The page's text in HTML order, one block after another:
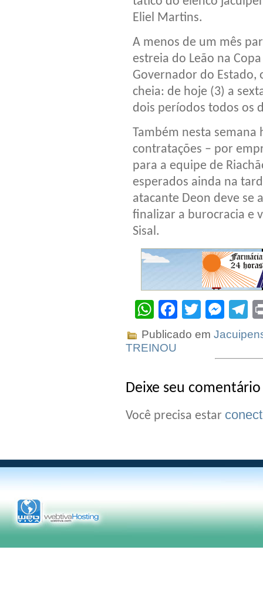
Eliel Martins.
A menos de um mês
estreia do Leão na
Governador do Estado,
cheia: de hoje (3) a
dois períodos todos os
Também nesta semana
contratações – por
para a equipe de
esperados ainda na
atacante Deon deve se
finalizar a burocracia e
Sisal.
WhatsApp
Facebook
Twitter
Publicado em
TREINOU
Deixe seu comentário
Você precisa estar